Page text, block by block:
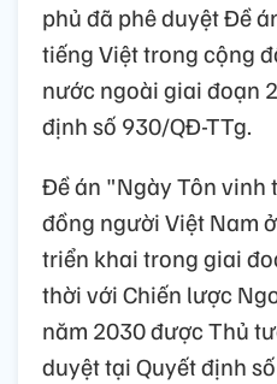
phủ đã phê duyệt Đề
tiếng Việt trong cộng
nước ngoài giai đoạn
định số 930/QĐ-TTg.
Đề án "Ngày Tôn vinh
đồng người Việt Nam
triển khai trong giai
thời với Chiến lược
năm 2030 được Thủ
duyệt tại Quyết định